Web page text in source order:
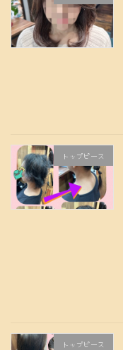
トップピース
トップピース